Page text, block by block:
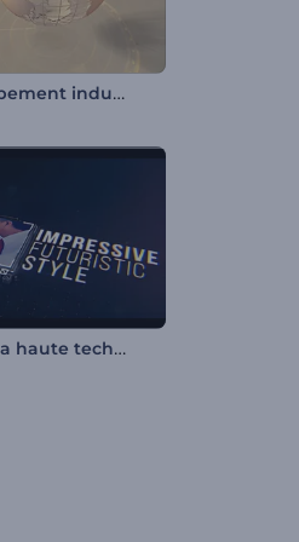
Pack de développement industriel
Présentation de la haute technologie numérique